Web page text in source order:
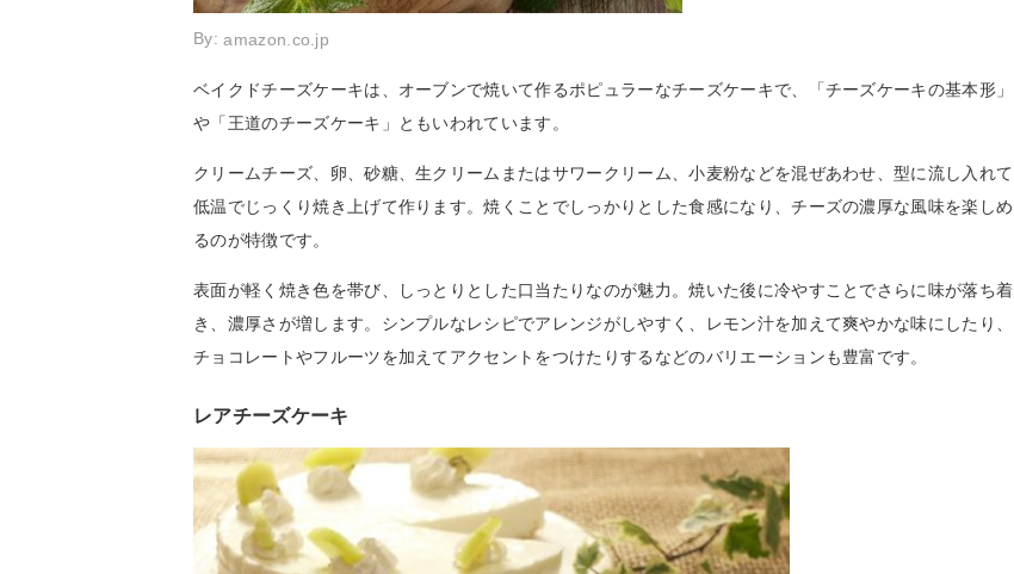
By:amazon.co.jp
ベイクドチーズケーキは、オーブンで焼いて作るポピュラーなチーズケーキで、「チーズケーキの基本形」
や「王道のチーズケーキ」ともいわれています。
クリームチーズ、卵、砂糖、生クリームまたはサワークリーム、小麦粉などを混ぜあわせ、型に流し入れて
低温でじっくり焼き上げて作ります。焼くことでしっかりとした食感になり、チーズの濃厚な風味を楽しめ
るのが特徴です。
表面が軽く焼き色を帯び、しっとりとした口当たりなのが魅力。焼いた後に冷やすことでさらに味が落ち着
き、濃厚さが増します。シンプルなレシピでアレンジがしやすく、レモン汁を加えて爽やかな味にしたり、
チョコレートやフルーツを加えてアクセントをつけたりするなどのバリエーションも豊富です。
レアチーズケーキ